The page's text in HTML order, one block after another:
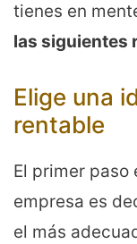
tienes en
las siguientes
Elige una
rentable
El primer paso
empresa es
el más